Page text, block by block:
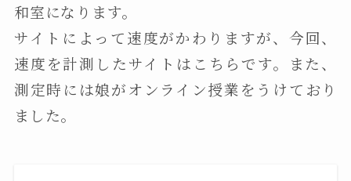
和室になります。
サイトによって速度がかわりますが、今回、
速度を計測したサイトはこちらです。また、
測定時には娘がオンライン授業をうけており
ました。